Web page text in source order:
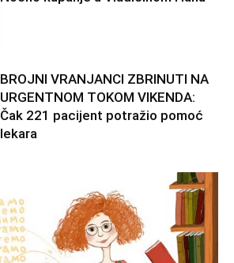
BROJNI VRANJANCI ZBRINUTI NA
URGENTNOM TOKOM VIKENDA:
Čak 221 pacijent potražio pomoć
lekara